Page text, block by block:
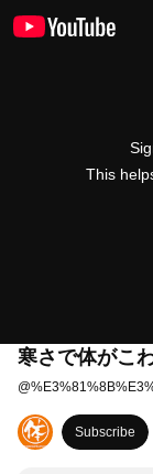
This
寒さで体がこ
@
Subscribe